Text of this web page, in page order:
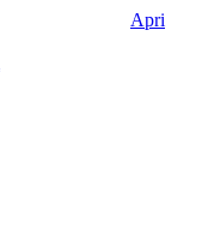
Apri